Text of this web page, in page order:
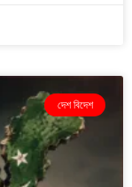
দেশ বিদেশ